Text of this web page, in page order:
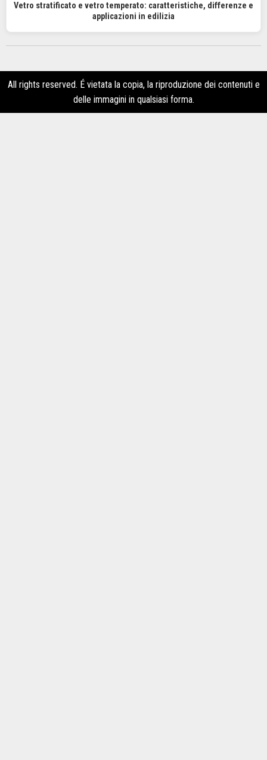
Vetro stratificato e vetro temperato: caratteristiche, differenze e
applicazioni in edilizia
All rights reserved. É vietata la copia, la riproduzione dei contenuti e
delle immagini in qualsiasi forma.